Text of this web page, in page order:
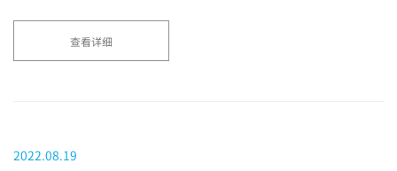
查看详细
2022.08.19